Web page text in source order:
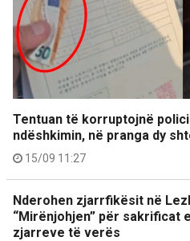
Tentuan të korruptojnë
ndëshkimin, në pranga dy
15/09 11:27
Nderohen zjarrfikësit në
“Mirënjohjen” për sakrificat
zjarreve të verës